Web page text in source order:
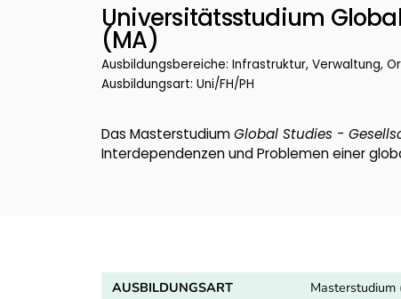
Universitätsstudium
(MA)
Ausbildungsbereiche: Infrastruktur, Verwaltung,
Ausbildungsart: Uni/FH/PH
Das MasterstudiumGlobal Studies -
Interdependenzen und Problemen einer
AUSBILDUNGSART
Masterstudium